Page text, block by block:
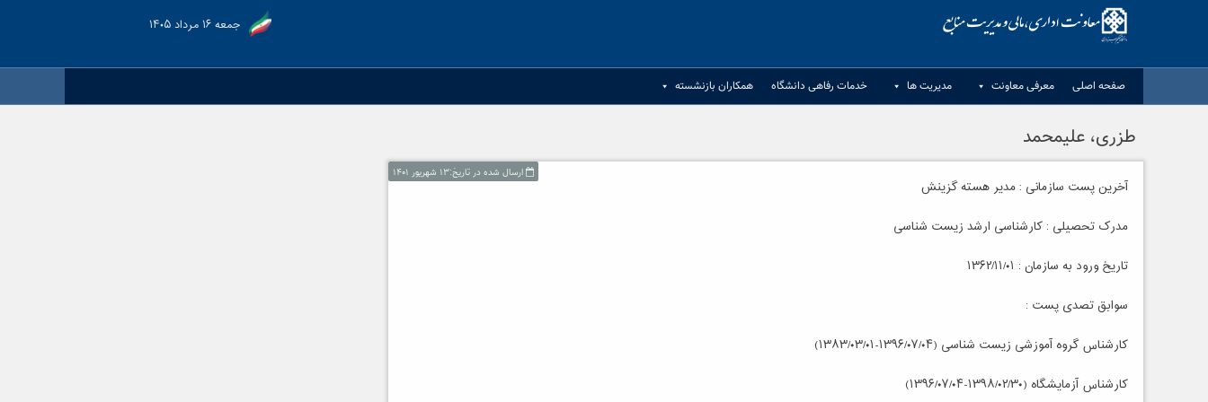
جمعه ۱۶ مرداد ۱۴۰۵
صفحه اصلی معرفی معاونت مدیریت ها خدمات رفاهی دانشگاه همکاران بازنشسته
طزری، علیمحمد
ارسال شده در تاریخ:۱۳ شهریور ۱۴۰۱
آخرین پست سازمانی : مدیر هسته گزینش
مدرک تحصیلی : کارشناسی ارشد زیست شناسی
تاریخ ورود به سازمان : ۱۳۶۲/۱۱/۰۱
سوابق تصدی پست :
کارشناس گروه آموزشی زیست شناسی (۱۳۹۶/۰۷/۰۴-۱۳۸۳/۰۳/۰۱)
کارشناس آزمایشگاه (۱۳۹۸/۰۲/۳۰-۱۳۹۶/۰۷/۰۴)